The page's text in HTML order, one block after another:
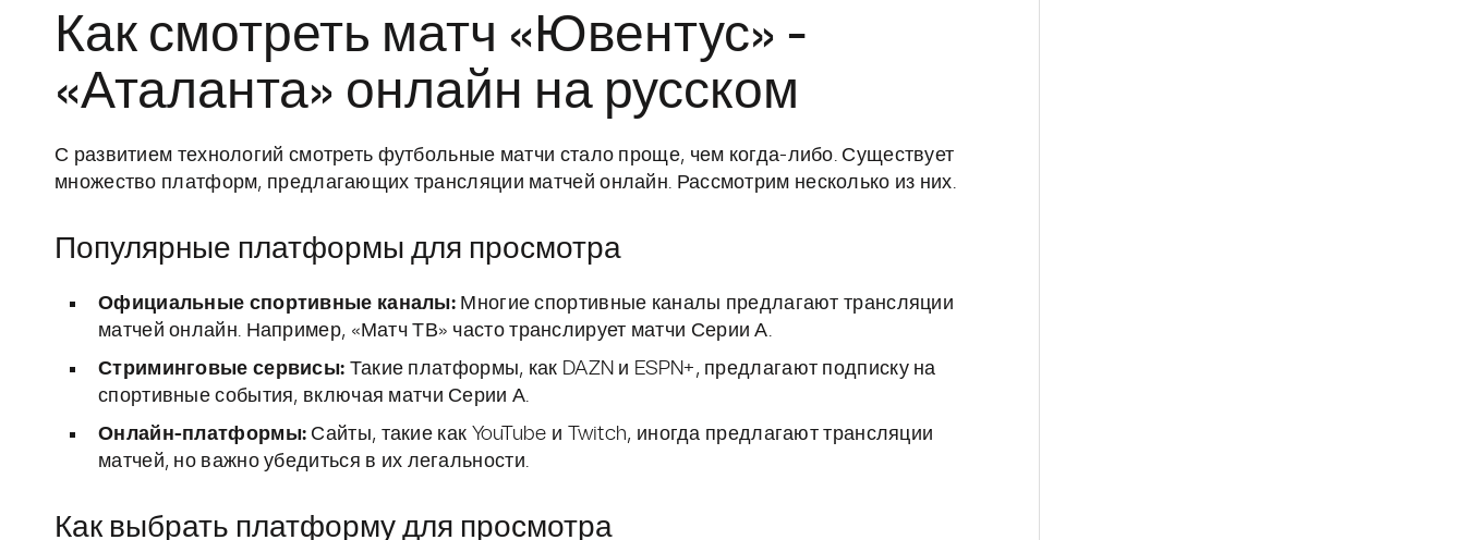
Как смотреть матч «Ювентус» -
«Аталанта» онлайн на русском
С развитием технологий смотреть футбольные матчи стало проще, чем когда-либо. Существует
множество платформ, предлагающих трансляции матчей онлайн. Рассмотрим несколько из них.
Популярные платформы для просмотра
Официальные спортивные каналы: Многие спортивные каналы предлагают трансляции
матчей онлайн. Например, «Матч ТВ» часто транслирует матчи Серии А.
Стриминговые сервисы: Такие платформы, как DAZN и ESPN+, предлагают подписку на
спортивные события, включая матчи Серии А.
Онлайн-платформы: Сайты, такие как YouTube и Twitch, иногда предлагают трансляции
матчей, но важно убедиться в их легальности.
Как выбрать платформу для просмотра